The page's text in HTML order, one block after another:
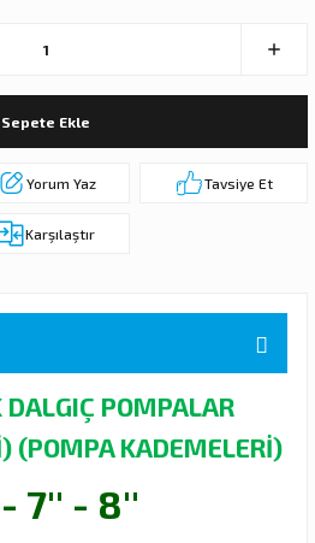
Sepete Ekle
Yorum Yaz Tavsiye Et
Karşılaştır
DALGIÇ POMPALAR
(POMPA KADEMELERİ)
7'' - 8''